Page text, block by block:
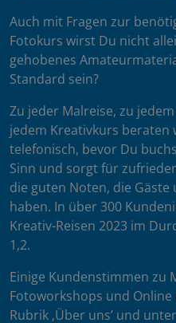
Auch mit Fragen zur
Fotokurs wirst Du nicht
gehobenes
Standard sein?
Zu jeder Malreise, zu
jedem Kreativkurs beraten
telefonisch, bevor Du
Sinn und sorgt für
die guten Noten, die
haben. In über 300
Kreativ-Reisen 2023 im
1,2.
Einige Kundenstimmen zu
Fotoworkshops und
Rubrik ‚Über uns’ und